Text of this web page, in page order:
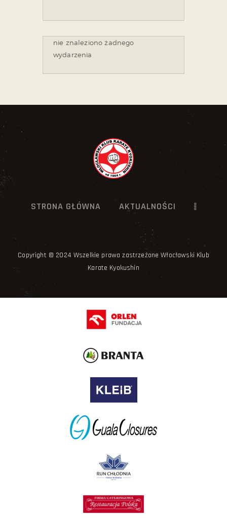
nie znaleziono żadnego
wydarzenia
STRONA GŁÓWNA AKTUALNOŚCI
Copyright © 2024 Wszelkie prawa zastrzeżone Włocławski Klub
Karate Kyokushin